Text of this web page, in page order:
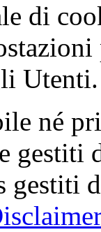
di
Utenti.
né
gestiti
gestiti